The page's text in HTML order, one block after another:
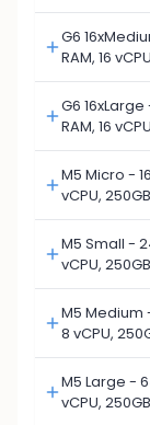
G6
RAM, 16
G6 16xLarge
RAM, 16
M5 Micro -
vCPU, 250GB
M5 Small -
vCPU, 250GB
M5 Medium
8 vCPU,
M5 Large -
vCPU, 250GB